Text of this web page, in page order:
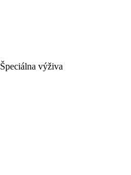
Špeciálna výživa